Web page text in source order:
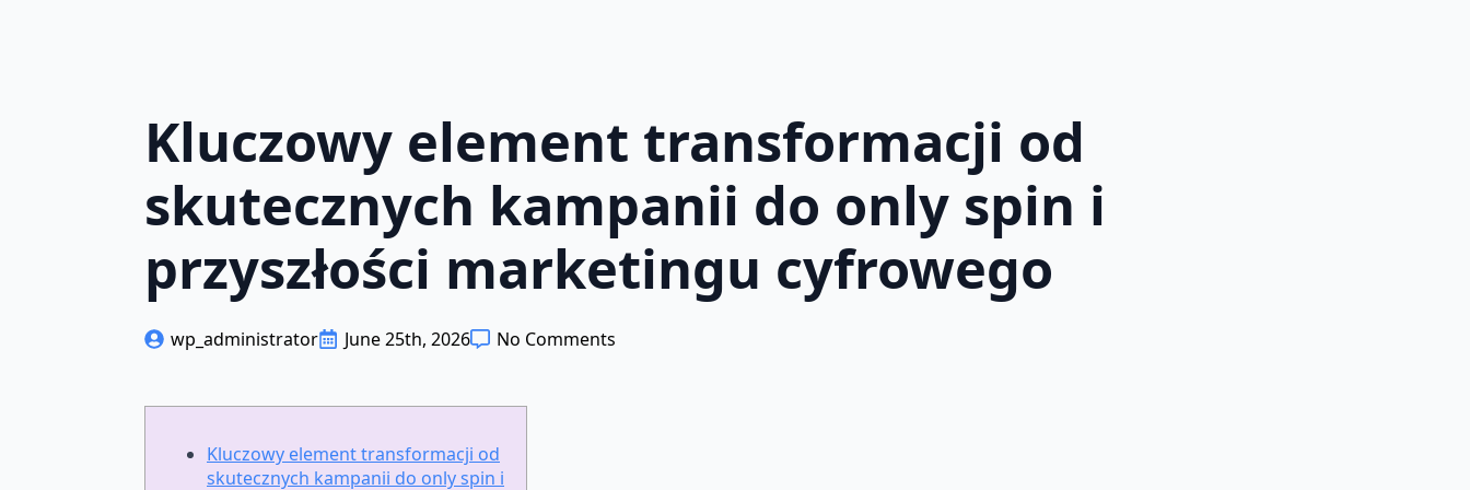
Kluczowy element transformacji od
skutecznych kampanii do only spin i
przyszłości marketingu cyfrowego
wp_administrator June 25th, 2026 No Comments
Kluczowy element transformacji od
skutecznych kampanii do only spin i